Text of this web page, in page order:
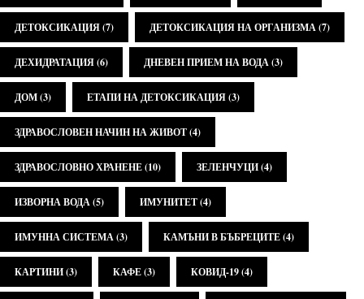
ДЕТОКСИКАЦИЯ(7) ДЕТОКСИКАЦИЯ НА ОРГАНИЗМА(7)
ДЕХИДРАТАЦИЯ(6) ДНЕВЕН ПРИЕМ НА ВОДА(3)
ДОМ(3) ЕТАПИ НА ДЕТОКСИКАЦИЯ(3)
ЗДРАВОСЛОВЕН НАЧИН НА ЖИВОТ(4)
ЗДРАВОСЛОВНО ХРАНЕНЕ(10) ЗЕЛЕНЧУЦИ(4)
ИЗВОРНА ВОДА(5) ИМУНИТЕТ(4)
ИМУННА СИСТЕМА(3) КАМЪНИ В БЪБРЕЦИТЕ(4)
КАРТИНИ(3) КАФЕ(3) КОВИД-19(4)